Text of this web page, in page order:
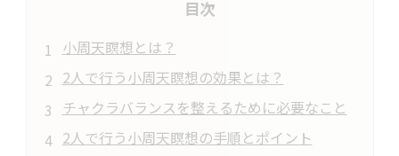
目次
小周天瞑想とは？
2人で行う小周天瞑想の効果とは？
チャクラバランスを整えるために必要なこと
2人で行う小周天瞑想の手順とポイント